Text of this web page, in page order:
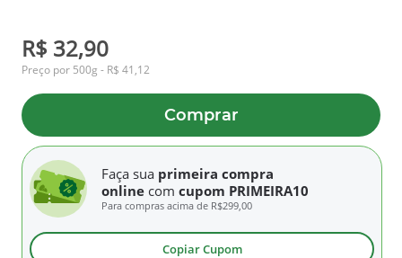
R$ 32,90
Preço por 500g - R$ 41,12
Comprar
Faça sua primeira compra
online com cupom PRIMEIRA10
Para compras acima de R$299,00
Copiar Cupom